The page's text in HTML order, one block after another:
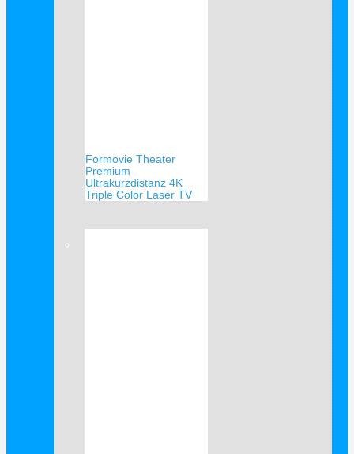
Formovie Theater
Premium
Ultrakurzdistanz 4K
Triple Color Laser TV